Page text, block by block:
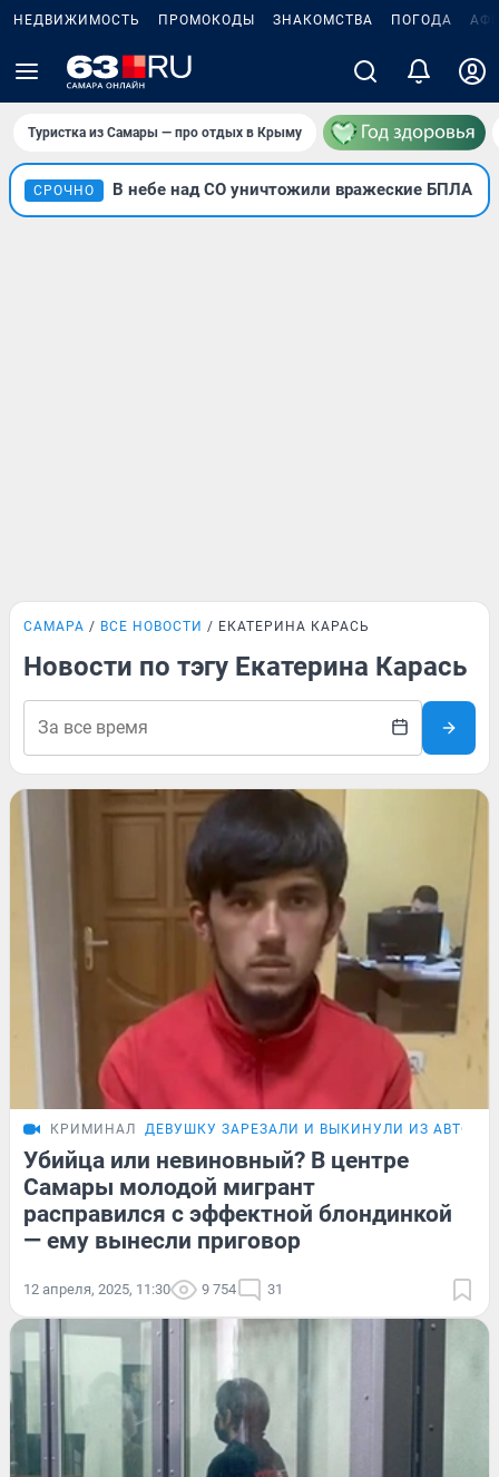
НЕДВИЖИМОСТЬ ПРОМОКОДЫ ЗНАКОМСТВА ПОГОДА
Туристка из Самары — про отдых в Крыму
СРОЧНО В небе над СО уничтожили вражеские БПЛА
САМАРА ВСЕ НОВОСТИ ЕКАТЕРИНА КАРАСЬ
Новости по тэгу Екатерина Карась
КРИМИНАЛ ДЕВУШКУ ЗАРЕЗАЛИ И ВЫКИНУЛИ ИЗ АВТО
Убийца или невиновный? В центре
Самары молодой мигрант
расправился с эффектной блондинкой
— ему вынесли приговор
12 апреля, 2025, 11:30 9 754 31